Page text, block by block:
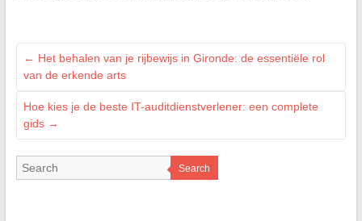
← Het behalen van je rijbewijs in Gironde: de essentiële rol
van de erkende arts
Hoe kies je de beste IT-auditdienstverlener: een complete
gids →
Search